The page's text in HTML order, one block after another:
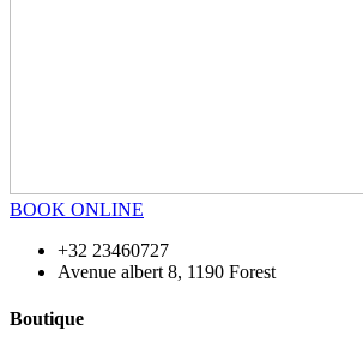
BOOK ONLINE
+32 23460727
Avenue albert 8, 1190 Forest
Boutique